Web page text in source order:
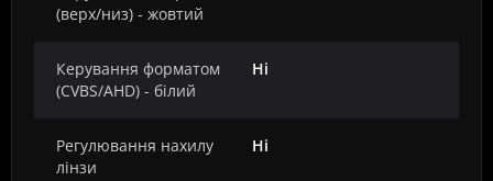
(верх/низ) - жовтий
Керування форматом
(CVBS/AHD) - білий
Ні
Регулювання нахилу
лінзи
Ні